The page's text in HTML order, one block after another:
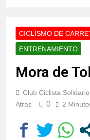
CICLISMO DE
ENTRENAMIENTO
Mora de
Club Ciclista
Atrás
0 2